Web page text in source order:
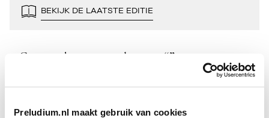
Preludium.nl maakt gebruik van cookies
BEKIJK DE LAATSTE EDITIE
Geen resultaten gevonden voor “”.